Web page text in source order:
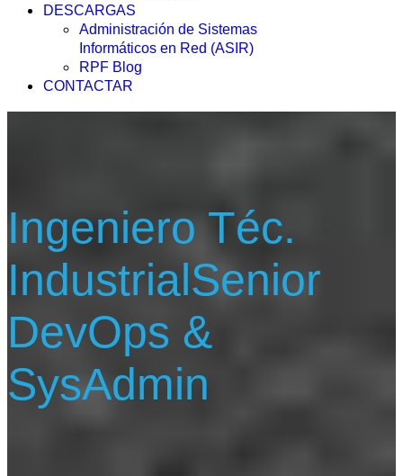
DESCARGAS
Administración de Sistemas
Informáticos en Red (ASIR)
RPF Blog
CONTACTAR
Ingeniero Téc.
IndustrialSenior
DevOps &
SysAdmin